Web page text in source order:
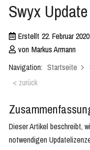
Swyx
Erstellt 22. Februar 2020
von Markus Armann
Navigation: Startseite
< zurück
Dieser Artikel beschreibt,
notwendigen